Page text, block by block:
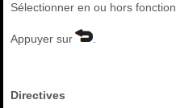
Sélectionner en ou hors fonction.
Appuyer sur
Directives